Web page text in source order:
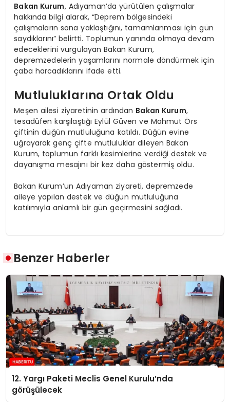
Bakan Kurum, Adıyaman’da yürütülen çalışmalar
hakkında bilgi alarak, “Deprem bölgesindeki
çalışmaların sona yaklaştığını, tamamlanması için gün
saydıklarını” belirtti. Toplumun yanında olmaya devam
edeceklerini vurgulayan Bakan Kurum,
depremzedelerin yaşamlarını normale döndürmek için
çaba harcadıklarını ifade etti.
Mutluluklarına Ortak Oldu
Meşen ailesi ziyaretinin ardından Bakan Kurum,
tesadüfen karşılaştığı Eylül Güven ve Mahmut Örs
çiftinin düğün mutluluğuna katıldı. Düğün evine
uğrayarak genç çifte mutluluklar dileyen Bakan
Kurum, toplumun farklı kesimlerine verdiği destek ve
dayanışma mesajını bir kez daha göstermiş oldu.
Bakan Kurum’un Adıyaman ziyareti, depremzede
aileye yapılan destek ve düğün mutluluğuna
katılımıyla anlamlı bir gün geçirmesini sağladı.
Benzer Haberler
12. Yargı Paketi Meclis Genel Kurulu’nda
görüşülecek